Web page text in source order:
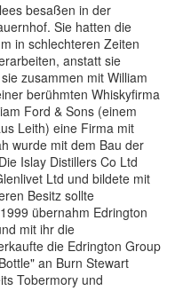
besaßen in der
Sie hatten die
in schlechteren Zeiten
anstatt sie
zusammen mit William
berühmten Whiskyfirma
Ford & Sons (einem
Leith) eine Firma mit
wurde mit dem Bau der
Islay Distillers Co Ltd
Ltd und bildete mit
Besitz sollte
übernahm Edrington
mit ihr die
die Edrington Group
an Burn Stewart
Tobermory und